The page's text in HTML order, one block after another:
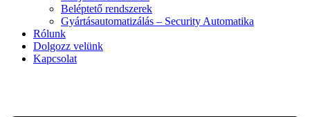
Beléptető rendszerek
Gyártásautomatizálás – Security Automatika
Rólunk
Dolgozz velünk
Kapcsolat